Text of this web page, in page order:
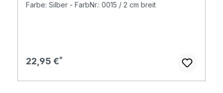
Farbe: Silber - FarbNr.: 0015 / 2 cm breit
Regulärer Preis:
22,95 €